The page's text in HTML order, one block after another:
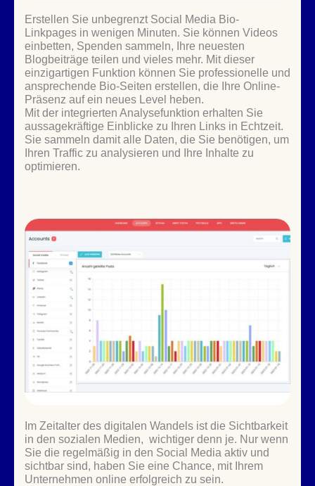
Erstellen Sie unbegrenzt Social Media Bio-
Linkpages in wenigen Minuten. Sie können Videos
einbetten, Spenden sammeln, Ihre neuesten
Blogbeiträge teilen und vieles mehr. Mit dieser
einzigartigen Funktion können Sie professionelle und
ansprechende Bio-Seiten erstellen, die Ihre Online-
Präsenz auf ein neues Level heben.
Mit der integrierten Analysefunktion erhalten Sie
aussagekräftige Einblicke zu Ihren Links in Echtzeit.
Sie sammeln damit alle Daten, die Sie benötigen, um
Ihren Traffic zu analysieren und Ihre Inhalte zu
optimieren.
Im Zeitalter des digitalen Wandels ist die Sichtbarkeit
in den sozialen Medien, wichtiger denn je. Nur wenn
Sie die regelmäßig in den Social Media aktiv und
sichtbar sind, haben Sie eine Chance, mit Ihrem
Unternehmen online erfolgreich zu sein.